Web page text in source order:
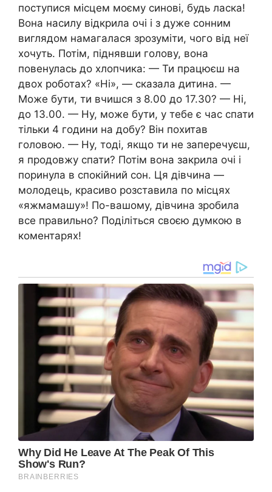
поступися місцем моєму синові, будь ласка!
Вона насилу відкрила очі і з дуже сонним
виглядом намагалася зрозуміти, чого від неї
хочуть. Потім, піднявши голову, вона
повенулась до хлопчика: — Ти працюєш на
двох роботах? «Ні», — сказала дитина. —
Може бути, ти вчишся з 8.00 до 17.30? — Ні,
до 13.00. — Ну, може бути, у тебе є час спати
тільки 4 години на добу? Він похитав
головою. — Ну, тоді, якщо ти не заперечуєш,
я продовжу спати? Потім вона закрила очі і
поринула в спокійний сон. Ця дівчина —
молодець, красиво розставила по місцях
«яжмамашу»! По-вашому, дівчина зробила
все правильно? Поділіться своєю думкою в
коментарях!